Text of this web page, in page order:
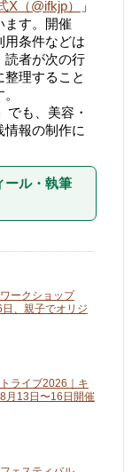
X（@ifkjp）
」
ます。開催
用条件などは
読者が次の行
理すること
」でも、美容・
情報の制作に
ール・執筆
ークショップ
、親子でオリジ
ライブ2026｜キ
月13日〜16日開催